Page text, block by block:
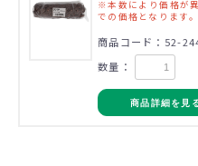
※本数により価格が
での価格となります。
商品コード：52-
数量：
商品詳細を見